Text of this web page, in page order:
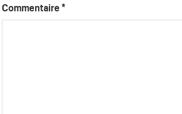
Commentaire *